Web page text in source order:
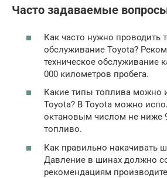
Часто задаваемые
Как часто нужно проводить
обслуживание Toyota?
техническое обслуживание
000 километров пробега.
Какие типы топлива можно
Toyota? В Toyota можно
октановым числом не ниже
топливо.
Как правильно накачивать
Давление в шинах должно
рекомендациям